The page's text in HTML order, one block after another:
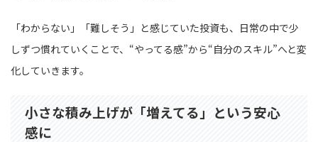
「わからない」「難しそう」と感じていた投資も、日常の中で少
しずつ慣れていくことで、“やってる感”から“自分のスキル”へと変
化していきます。
小さな積み上げが「増えてる」という安心
感に